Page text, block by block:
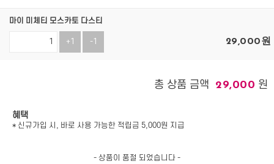
마이 미체티 모스카토 다스티
+1 -1 29,000원
총 상품 금액 29,000 원
혜택
* 신규가입 시, 바로 사용 가능한 적립금 5,000원 지급
- 상품이 품절 되었습니다 -